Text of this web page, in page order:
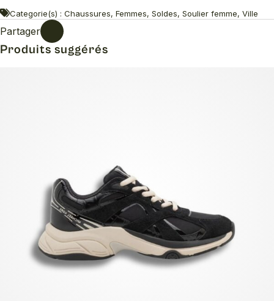
Categorie(s) : Chaussures, Femmes, Soldes, Soulier femme, Ville
Partager
Produits suggérés